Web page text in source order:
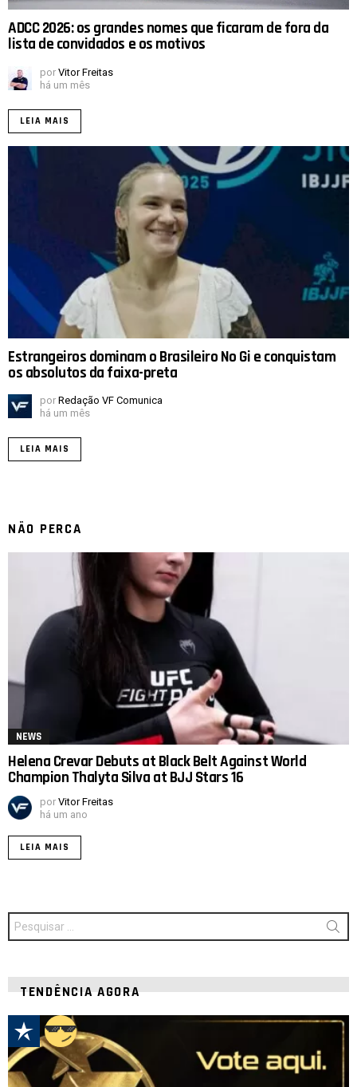
ADCC 2026: os grandes nomes que ficaram de fora da
lista de convidados e os motivos
por Vitor Freitas
há um mês
LEIA MAIS
Estrangeiros dominam o Brasileiro No Gi e conquistam
os absolutos da faixa-preta
por Redação VF Comunica
há um mês
LEIA MAIS
NÃO PERCA
NEWS
Helena Crevar Debuts at Black Belt Against World
Champion Thalyta Silva at BJJ Stars 16
por Vitor Freitas
há um ano
LEIA MAIS
Procurar
por:
TENDÊNCIA AGORA